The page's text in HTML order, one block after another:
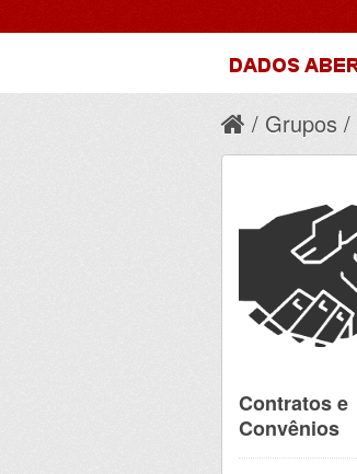
Grupos
Contratos e
Convênios